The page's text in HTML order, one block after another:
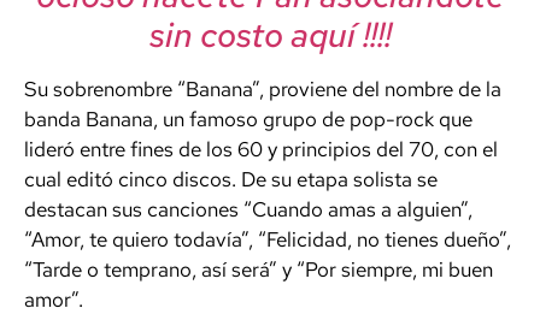
sin costo aquí !!!!
Su sobrenombre “Banana”, proviene del nombre de la
banda Banana, un famoso grupo de pop-rock que
lideró entre fines de los 60 y principios del 70, con el
cual editó cinco discos. De su etapa solista se
destacan sus canciones “Cuando amas a alguien”,
“Amor, te quiero todavía”, “Felicidad, no tienes dueño”,
“Tarde o temprano, así será” y “Por siempre, mi buen
amor”.